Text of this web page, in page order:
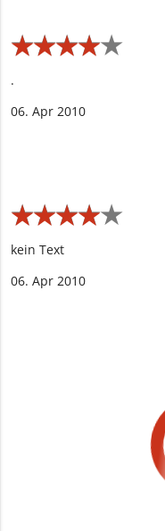
★★★★★
★★★★★
.
06. Apr 2010
★★★★★
★★★★★
kein Text
06. Apr 2010